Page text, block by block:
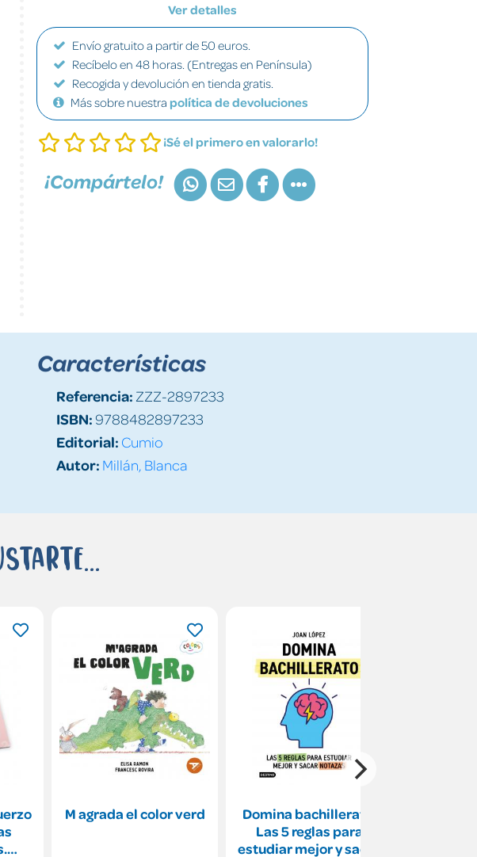
Ver detalles
Envío gratuito a partir de 50 euros.
Recíbelo en 48 horas. (Entregas en Península)
Recogida y devolución en tienda gratis.
Más sobre nuestra política de devoluciones
¡Sé el primero en valorarlo!
¡Compártelo!
Características
Referencia: ZZZ-2897233
ISBN:9788482897233
Editorial: Cumio
Autor: Millán, Blanca
M agrada el color verd
Domina bachillerato.
Las 5 reglas para
estudiar mejor y sacar